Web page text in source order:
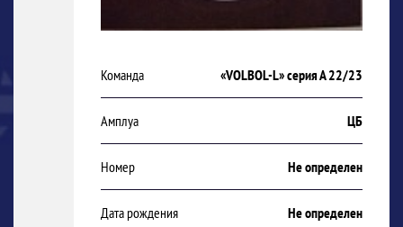
Команда «VOLBOL-L» серия А 22/23
Амплуа ЦБ
Номер Не определен
Дата рождения Не определен